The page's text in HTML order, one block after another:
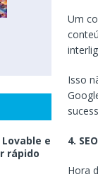
Um
Isso
4.
Hora
e
rápido